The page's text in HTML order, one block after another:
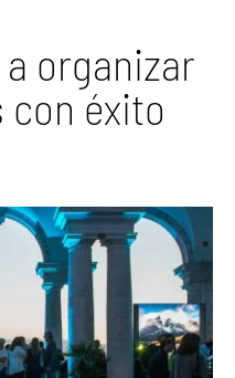
organizar
éxito